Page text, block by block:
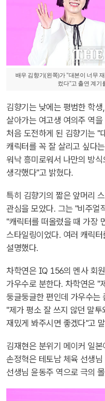
배우 김향기(왼쪽)가 "대본이 너무
컸다"고 출연 계기
김향기는 낮에는 평범한 학
살아가는 여고생 여의주 역
처음 도전하게 된 김향기는 "
캐릭터를 꼭 잘 살리고 싶다
워낙 흥미로워서 나만의 방
생각했다"고 밝혔다.
특히 김향기의 짧은 앞머리
관심을 모았다. 그는 "비주얼
"캐릭터를 떠올렸을 때 가장
스타일링이었다. 여러 캐릭
설명했다.
차학연은 IQ 156의 멘사 회
가우수로 분한다. 차학연은 "
둥글둥글한 편인데 가우수는
"제가 평소 잘 쓰지 않던 말
재밌게 봐주시면 좋겠다"고
김재현은 분위기 메이커 일본
손정혁은 테토남 체육 선생
선생님 윤동주 역으로 극의